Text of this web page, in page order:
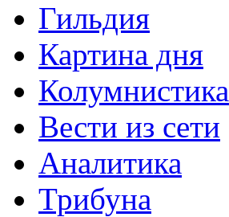
Гильдия
Картина дня
Колумнистика
Вести из сети
Аналитика
Трибуна